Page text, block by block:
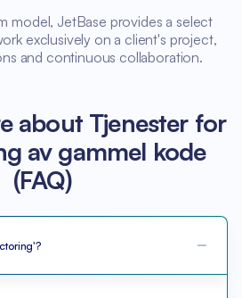
model, JetBase provides a select
exclusively on a client's project,
and continuous collaboration.
about Tjenester for
av gammel kode
(FAQ)